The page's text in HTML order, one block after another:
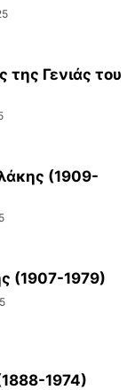
της Γενιάς του
(1909-
(1907-1979)
1974)